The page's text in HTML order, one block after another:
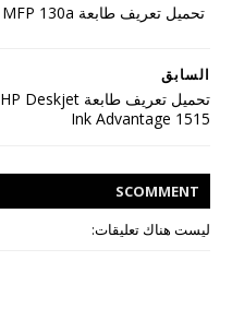
تحميل تعريف طابعة HP Laser MFP 130a
السابق
تحميل تعريف طابعة HP Deskjet
Ink Advantage 1515
COMMENT
S
ليست هناك تعليقات: